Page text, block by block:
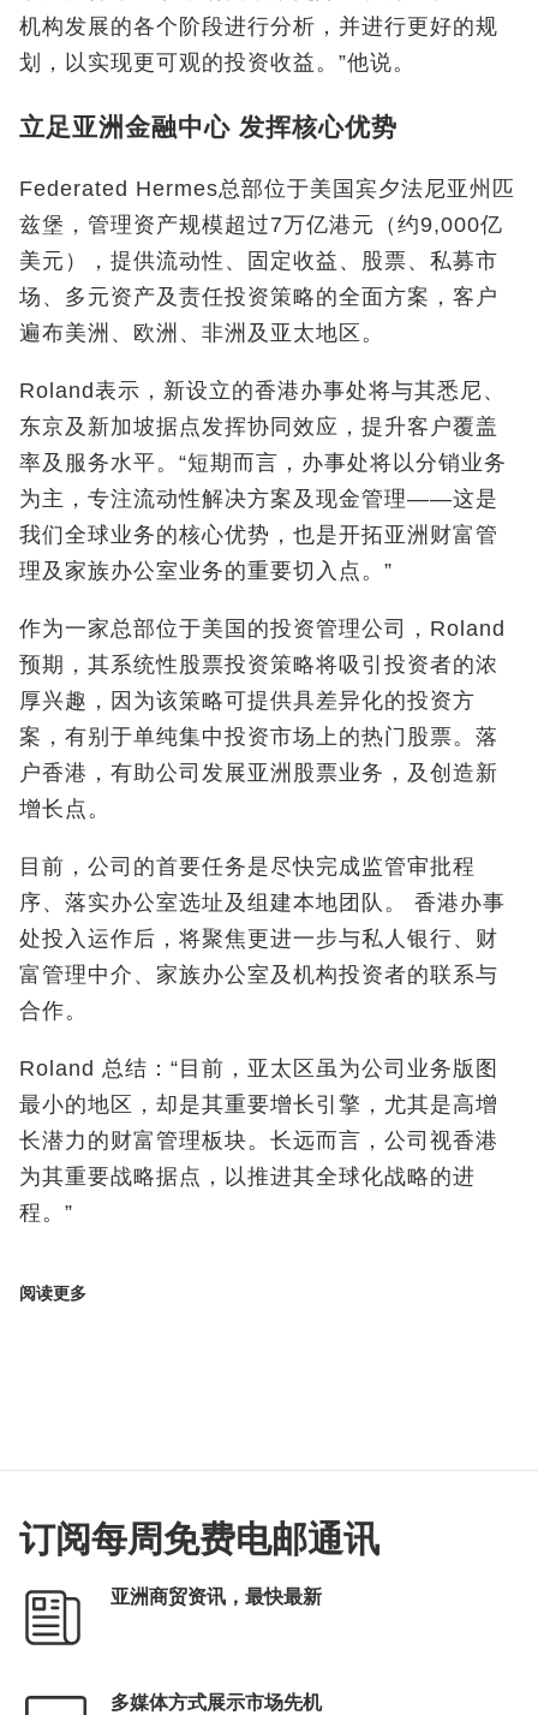
机构发展的各个阶段进行分析，并进行更好的规
划，以实现更可观的投资收益。”他说。
立足亚洲金融中心 发挥核心优势
Federated Hermes总部位于美国宾夕法尼亚州匹
兹堡，管理资产规模超过7万亿港元（约9,000亿
美元），提供流动性、固定收益、股票、私募市
场、多元资产及责任投资策略的全面方案，客户
遍布美洲、欧洲、非洲及亚太地区。
Roland表示，新设立的香港办事处将与其悉尼、
东京及新加坡据点发挥协同效应，提升客户覆盖
率及服务水平。“短期而言，办事处将以分销业务
为主，专注流动性解决方案及现金管理——这是
我们全球业务的核心优势，也是开拓亚洲财富管
理及家族办公室业务的重要切入点。”
作为一家总部位于美国的投资管理公司，Roland
预期，其系统性股票投资策略将吸引投资者的浓
厚兴趣，因为该策略可提供具差异化的投资方
案，有别于单纯集中投资市场上的热门股票。落
户香港，有助公司发展亚洲股票业务，及创造新
增长点。
目前，公司的首要任务是尽快完成监管审批程
序、落实办公室选址及组建本地团队。 香港办事
处投入运作后，将聚焦更进一步与私人银行、财
富管理中介、家族办公室及机构投资者的联系与
合作。
Roland 总结：“目前，亚太区虽为公司业务版图
最小的地区，却是其重要增长引擎，尤其是高增
长潜力的财富管理板块。长远而言，公司视香港
为其重要战略据点，以推进其全球化战略的进
程。”
阅读更多
订阅每周免费电邮通讯
亚洲商贸资讯，最快最新
多媒体方式展示市场先机